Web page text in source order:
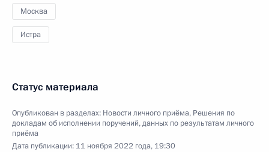
Москва
Истра
Статус материала
Опубликован в разделах: Новости личного приёма, Решения по
докладам об исполнении поручений, данных по результатам личного
приёма
Дата публикации: 11 ноября 2022 года, 19:30